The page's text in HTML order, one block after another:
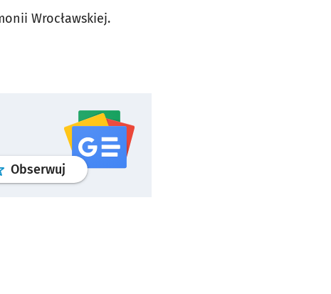
Wrocławskiej.
Obserwuj profilgoogle news